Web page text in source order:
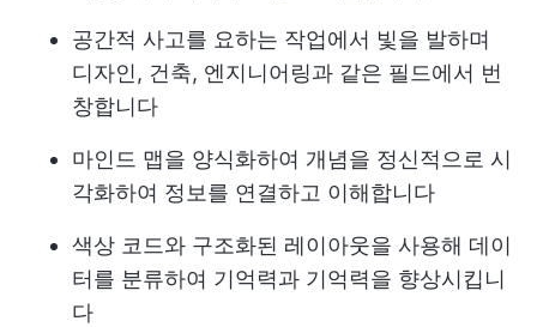
공간적 사고를 요하는 작업에서 빛을 발하며
디자인, 건축, 엔지니어링과 같은 필드에서 번
창합니다
마인드 맵을 양식화하여 개념을 정신적으로 시
각화하여 정보를 연결하고 이해합니다
색상 코드와 구조화된 레이아웃을 사용해 데이
터를 분류하여 기억력과 기억력을 향상시킵니
다